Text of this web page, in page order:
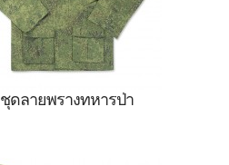
ชุดลายพรางทหารป่า